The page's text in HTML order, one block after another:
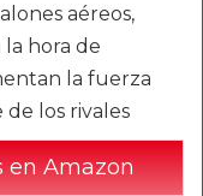
aéreos,
hora de
la fuerza
los rivales
en Amazon